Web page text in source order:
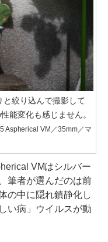
絞り込んで撮影して
能変化も感じません。
Aspherical VM／35mm／マ
VMはシルバー
筆者が選んだのは前
の中に隠れ鎮静化し
い病」ウイルスが動